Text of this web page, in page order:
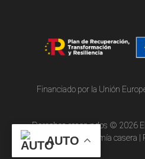
Financiado por la Unión
Derechos reservados © 2026
portal de economía casera
AUTO